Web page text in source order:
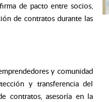
de pacto entre socios,
de contratos durante las
y comunidad
y transferencia del
contratos, asesoría en la